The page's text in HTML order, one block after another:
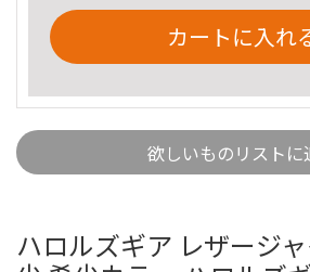
カートに入れ
欲しいものリストに
ハロルズギア レザージ